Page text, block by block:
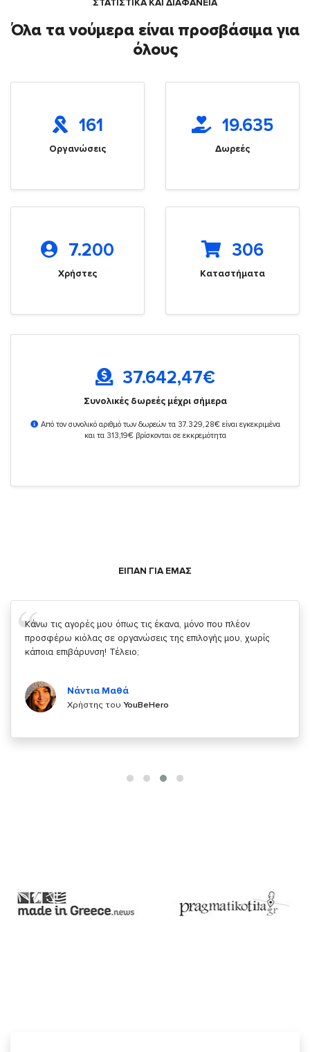
ΣΤΑΤΙΣΤΙΚΑ ΚΑΙ ΔΙΑΦΑΝΕΙΑ
Όλα τα νούμερα είναι προσβάσιμα για
όλους
161
Οργανώσεις
19.635
Δωρεές
7.200
Χρήστες
306
Καταστήματα
37.642,47€
Συνολικές δωρεές μέχρι σήμερα
Από τον συνολικό αριθμό των δωρεών τα 37.329,28€ είναι εγκεκριμένα
και τα 313,19€ βρίσκονται σε εκκρεμότητα
ΕΙΠΑΝ ΓΙΑ ΕΜΑΣ
Σας ευχαριστώ που μας δίνετε την δυνατότητα να κάνουμε
κάτι!
Χρήστης τουYouBeHero